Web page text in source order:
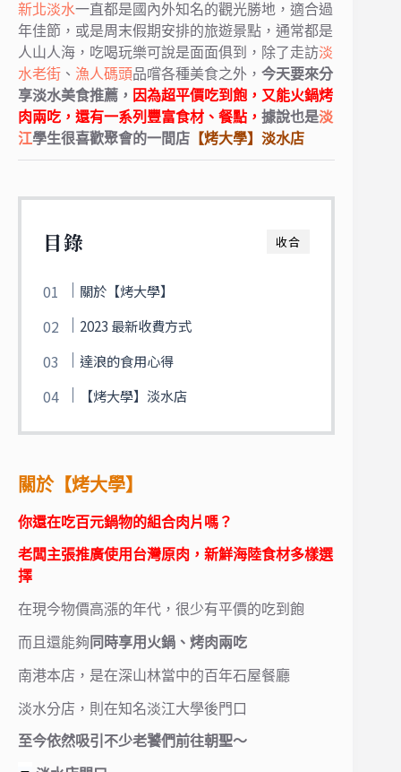
新北淡水一直都是國內外知名的觀光勝地， 適合過
年佳節，或是周末假期安排的旅遊景點， 通常都是
人山人海，吃喝玩樂可說是面面俱到， 除了走訪淡
水老街 、 漁人碼頭品嚐各種美食之外， 今天要來分
享淡水美食推薦， 因為超平價吃到飽，又能火鍋烤
肉兩吃， 還有一系列豐富食材、餐點， 據說也是淡
江學生很喜歡聚會的一間店 【烤大學】淡水店
收合
目錄
關於【烤大學】
2023 最新收費方式
達浪的食用心得
【烤大學】淡水店
關於【烤大學】
你還在吃百元鍋物的組合肉片嗎？
老闆主張推廣使用台灣原肉，新鮮海陸食材多樣選
擇
在現今物價高漲的年代，很少有平價的吃到飽
而且還能夠 同時享用火鍋、烤肉兩吃
南港本店，是在深山林當中的百年石屋餐廳
淡水分店，則在知名淡江大學後門口
至今依然吸引不少老饕們前往朝聖～